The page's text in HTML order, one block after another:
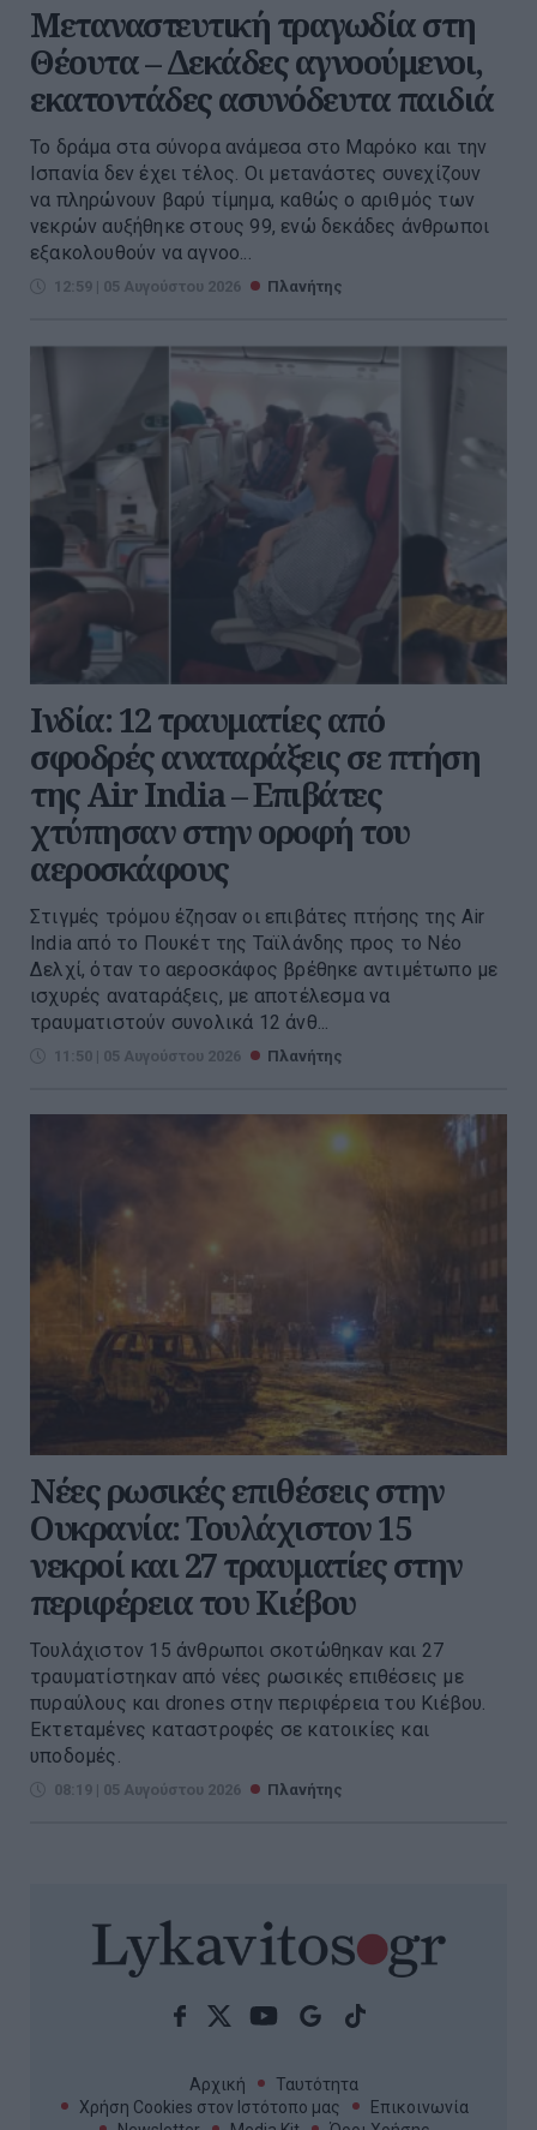
Μεταναστευτική τραγωδία στη
Θέουτα – Δεκάδες αγνοούμενοι,
εκατοντάδες ασυνόδευτα παιδιά
Το δράμα στα σύνορα ανάμεσα στο Μαρόκο και την
Ισπανία δεν έχει τέλος. Οι μετανάστες συνεχίζουν
να πληρώνουν βαρύ τίμημα, καθώς ο αριθμός των
νεκρών αυξήθηκε στους 99, ενώ δεκάδες άνθρωποι
εξακολουθούν να αγνοο...
12:59 | 05 Αυγούστου 2026 Πλανήτης
Ινδία: 12 τραυματίες από
σφοδρές αναταράξεις σε πτήση
της Air India – Επιβάτες
χτύπησαν στην οροφή του
αεροσκάφους
Στιγμές τρόμου έζησαν οι επιβάτες πτήσης της Air
India από το Πουκέτ της Ταϊλάνδης προς το Νέο
Δελχί, όταν το αεροσκάφος βρέθηκε αντιμέτωπο με
ισχυρές αναταράξεις, με αποτέλεσμα να
τραυματιστούν συνολικά 12 άνθ...
11:50 | 05 Αυγούστου 2026 Πλανήτης
Νέες ρωσικές επιθέσεις στην
Ουκρανία: Τουλάχιστον 15
νεκροί και 27 τραυματίες στην
περιφέρεια του Κιέβου
Τουλάχιστον 15 άνθρωποι σκοτώθηκαν και 27
τραυματίστηκαν από νέες ρωσικές επιθέσεις με
πυραύλους και drones στην περιφέρεια του Κιέβου.
Εκτεταμένες καταστροφές σε κατοικίες και
υποδομές.
08:19 | 05 Αυγούστου 2026 Πλανήτης
Αρχική
Ταυτότητα
Χρήση Cookies στον Ιστότοπο μας
Επικοινωνία